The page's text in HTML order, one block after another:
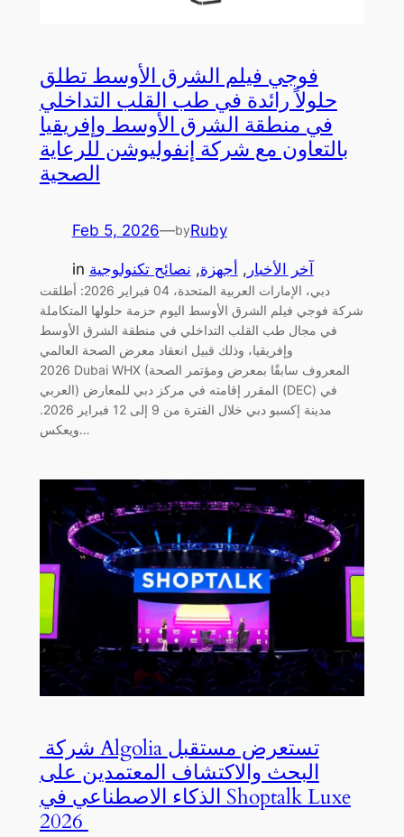
فوجي فيلم الشرق الأوسط تطلق
حلولاً رائدة في طب القلب التداخلي
في منطقة الشرق الأوسط وإفريقيا
بالتعاون مع شركة إنفوليوشن للرعاية
الصحية
Feb 5, 2026—byRuby
in آخر الأخبار , أجهزة, نصائح تكنولوجية
دبي، الإمارات العربية المتحدة، 04 فبراير 2026: أطلقت
شركة فوجي فيلم الشرق الأوسط اليوم حزمة حلولها المتكاملة
في مجال طب القلب التداخلي في منطقة الشرق الأوسط
وإفريقيا، وذلك قبيل انعقاد معرض الصحة العالمي
2026 Dubai WHX (المعروف سابقًا بمعرض ومؤتمر الصحة
العربي) المقرر إقامته في مركز دبي للمعارض (DEC) في
مدينة إكسبو دبي خلال الفترة من 9 إلى 12 فبراير 2026.
ويعكس…
البحث والاكتشاف المعتمدين على
الذكاء الاصطناعي في Shoptalk Luxe
2026